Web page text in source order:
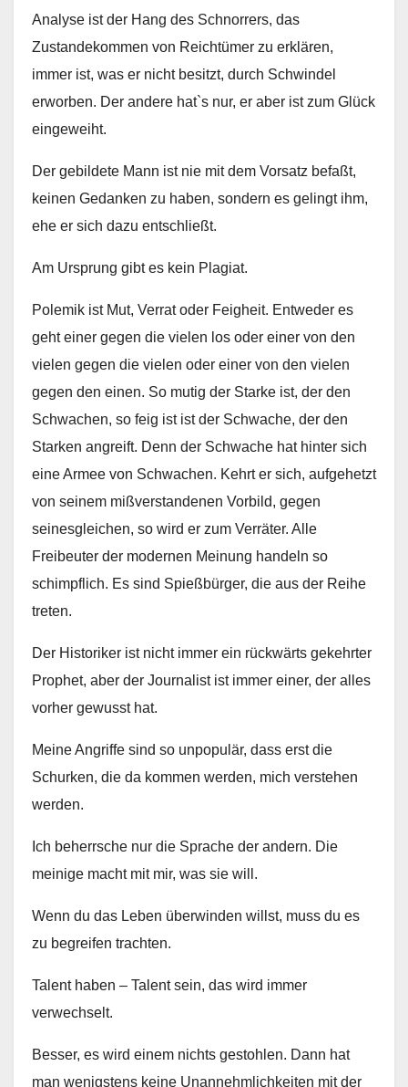
Analyse ist der Hang des Schnorrers, das
Zustandekommen von Reichtümer zu erklären,
immer ist, was er nicht besitzt, durch Schwindel
erworben. Der andere hat`s nur, er aber ist zum Glück
eingeweiht.
Der gebildete Mann ist nie mit dem Vorsatz befaßt,
keinen Gedanken zu haben, sondern es gelingt ihm,
ehe er sich dazu entschließt.
Am Ursprung gibt es kein Plagiat.
Polemik ist Mut, Verrat oder Feigheit. Entweder es
geht einer gegen die vielen los oder einer von den
vielen gegen die vielen oder einer von den vielen
gegen den einen. So mutig der Starke ist, der den
Schwachen, so feig ist ist der Schwache, der den
Starken angreift. Denn der Schwache hat hinter sich
eine Armee von Schwachen. Kehrt er sich, aufgehetzt
von seinem mißverstandenen Vorbild, gegen
seinesgleichen, so wird er zum Verräter. Alle
Freibeuter der modernen Meinung handeln so
schimpflich. Es sind Spießbürger, die aus der Reihe
treten.
Der Historiker ist nicht immer ein rückwärts gekehrter
Prophet, aber der Journalist ist immer einer, der alles
vorher gewusst hat.
Meine Angriffe sind so unpopulär, dass erst die
Schurken, die da kommen werden, mich verstehen
werden.
Ich beherrsche nur die Sprache der andern. Die
meinige macht mit mir, was sie will.
Wenn du das Leben überwinden willst, muss du es
zu begreifen trachten.
Talent haben – Talent sein, das wird immer
verwechselt.
Besser, es wird einem nichts gestohlen. Dann hat
man wenigstens keine Unannehmlichkeiten mit der